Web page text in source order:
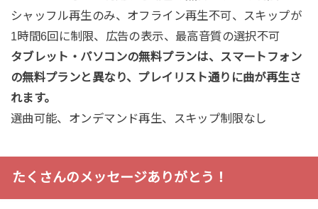
シャッフル再生のみ、オフライン再生不可、スキップが
1時間6回に制限、広告の表示、最高音質の選択不可
タブレット・パソコンの無料プランは、スマートフォン
の無料プランと異なり、プレイリスト通りに曲が再生さ
れます。
選曲可能、オンデマンド再生、スキップ制限なし
たくさんのメッセージありがとう！